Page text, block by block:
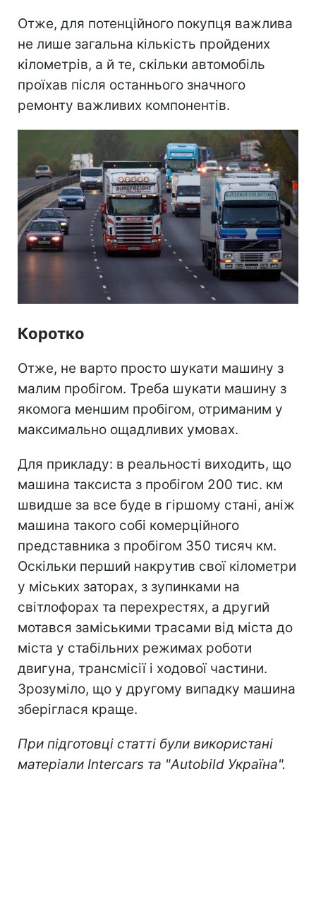
Отже, для потенційного покупця важлива
не лише загальна кількість пройдених
кілометрів, а й те, скільки автомобіль
проїхав після останнього значного
ремонту важливих компонентів.
Коротко
Отже, не варто просто шукати машину з
малим пробігом. Треба шукати машину з
якомога меншим пробігом, отриманим у
максимально ощадливих умовах.
Для прикладу: в реальності виходить, що
машина таксиста з пробігом 200 тис. км
швидше за все буде в гіршому стані, аніж
машина такого собі комерційного
представника з пробігом 350 тисяч км.
Оскільки перший накрутив свої кілометри
у міських заторах, з зупинками на
світлофорах та перехрестях, а другий
мотався заміськими трасами від міста до
міста у стабільних режимах роботи
двигуна, трансмісії і ходової частини.
Зрозуміло, що у другому випадку машина
зберіглася краще.
При підготовці статті були використані
матеріали Intercars та "Autobild Україна".